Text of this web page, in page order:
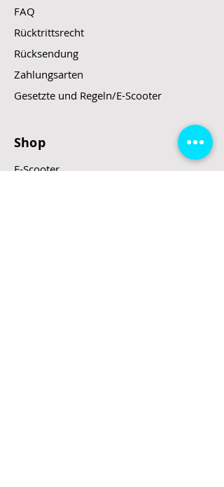
FAQ
Rücktrittsrecht
Rücksendung
Zahlungsarten
Gesetzte und Regeln/E-Scooter
Shop
E-Scooter